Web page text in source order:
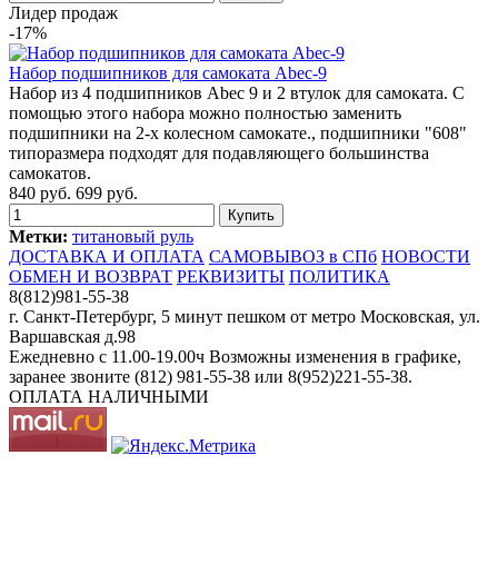
Лидер продаж
-17%
Набор подшипников для самоката Abec-9
Набор из 4 подшипников Abec 9 и 2 втулок для самоката. С
помощью этого набора можно полностью заменить
подшипники на 2-х колесном самокате., подшипники "608"
типоразмера подходят для подавляющего большинства
самокатов.
840 руб. 699 руб.
Метки: титановый руль
ДОСТАВКА И ОПЛАТА САМОВЫВОЗ в СПб НОВОСТИ
ОБМЕН И ВОЗВРАТ РЕКВИЗИТЫ ПОЛИТИКА
8(812)981-55-38
г. Санкт-Петербург, 5 минут пешком от метро Московская, ул.
Варшавская д.98
Ежедневно c 11.00-19.00ч Возможны изменения в графике,
заранее звоните (812) 981-55-38 или 8(952)221-55-38.
ОПЛАТА НАЛИЧНЫМИ